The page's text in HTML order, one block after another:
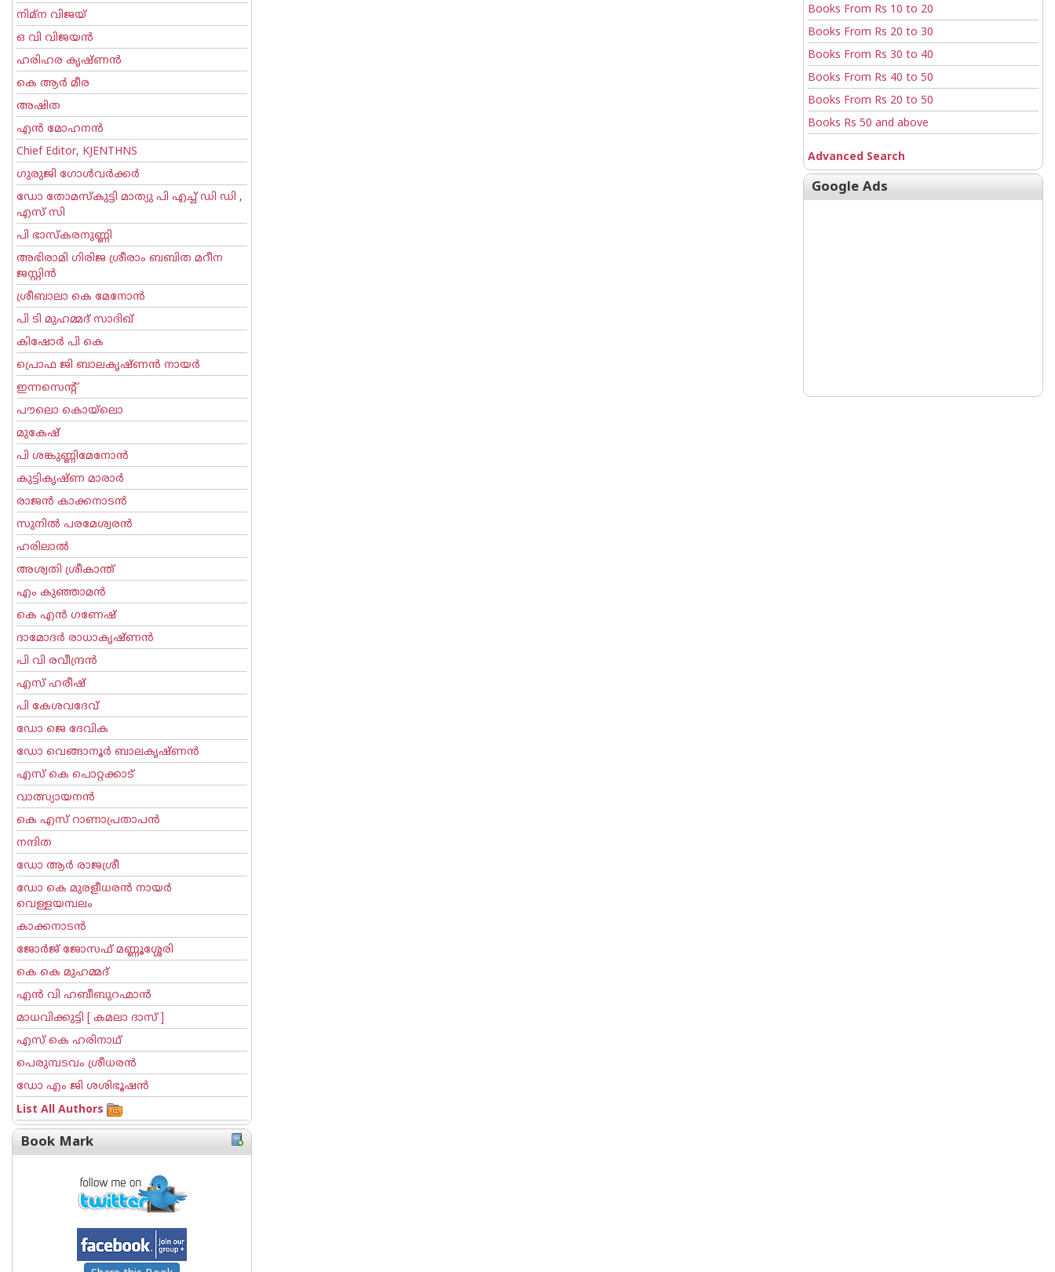
നിമ്ന വിജയ്
ഒ വി വിജയന്‍
ഹരിഹര കൃഷ്ണൻ
കെ ആര്‍ മീര
അഷിത
എന്‍ മോഹനന്‍
Chief Editor, KJENTHNS
ഗുരുജി ഗോള്‍‌വര്‍ക്കര്‍
ഡോ തോമസ്കുട്ടി മാത്യു പി എച്ച് ഡി ഡി ,
എസ് സി
പി ഭാസ്കരനുണ്ണി
അഭിരാമി ഗിരിജ ശ്രീരാം ബബിത മറീന
ജസ്റ്റിന്‍
ശ്രീബാലാ കെ മേനോന്‍
പി ടി മുഹമ്മദ് സാദിഖ്‌
കിഷോർ പി കെ
പ്രൊഫ ജി ബാലകൃഷ്ണന്‍ നായര്‍
ഇന്നസെന്റ്‌
പൗലൊ കൊയ്ലൊ
മുകേഷ്
പി ശങ്കുണ്ണിമേനോന്‍
കുട്ടികൃഷ്ണ മാരാര്‍
രാജന്‍ കാക്കനാടന്‍
സുനില്‍ പരമേശ്വരന്‍
ഹരിലാല്‍
അശ്വതി ശ്രീകാന്ത്
എം കുഞ്ഞാമന്‍
കെ എന്‍ ഗണേഷ്
ദാമോദർ രാധാകൃഷ്ണൻ
പി വി രവീന്ദ്രന്‍
എസ് ഹരീഷ്
പി കേശവദേവ്‌
ഡോ ജെ ദേവിക
ഡോ വെങ്ങാനൂര്‍ ബാലകൃഷ്ണന്‍
എസ്‌ കെ പൊറ്റക്കാട്‌
വാത്സ്യായനന്‍
കെ എസ് റാണാപ്രതാപന്‍
നന്ദിത
ഡോ ആര്‍ രാജശ്രീ
ഡോ കെ മുരളീധരന്‍ നായര്‍
വെള്ളയമ്പലം
കാക്കനാടന്‍
ജോര്‍ജ് ജോസഫ് മണ്ണൂശ്ശേരി
കെ കെ മുഹമ്മദ്
എന്‍ വി ഹബീബുറഹ്മാന്‍
മാധവിക്കുട്ടി [ കമലാ ദാസ് ]
എസ് കെ ഹരിനാഥ്
പെരുമ്പടവം ശ്രീധര‌ന്‍
ഡോ എം ജി ശശിഭൂഷന്‍
List All Authors
Book Mark
Books From Rs 10 to 20
Books From Rs 20 to 30
Books From Rs 30 to 40
Books From Rs 40 to 50
Books From Rs 20 to 50
Books Rs 50 and above
Advanced Search
Google Ads